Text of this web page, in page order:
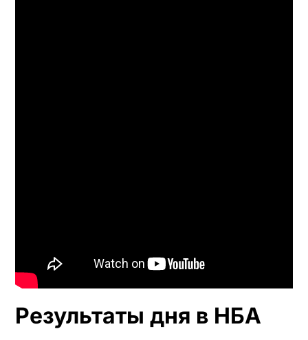
Результаты дня в НБА